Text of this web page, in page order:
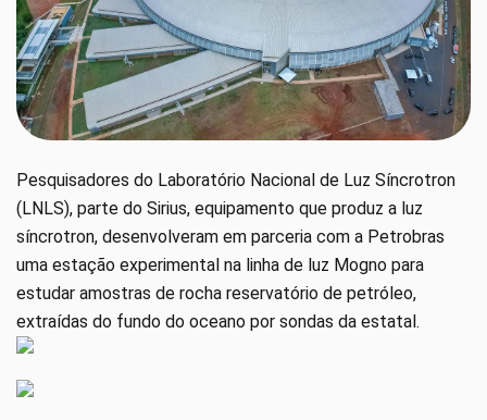
Pesquisadores do Laboratório Nacional de Luz Síncrotron
(LNLS), parte do Sirius, equipamento que produz a luz
síncrotron, desenvolveram em parceria com a Petrobras
uma estação experimental na linha de luz Mogno para
estudar amostras de rocha reservatório de petróleo,
extraídas do fundo do oceano por sondas da estatal.